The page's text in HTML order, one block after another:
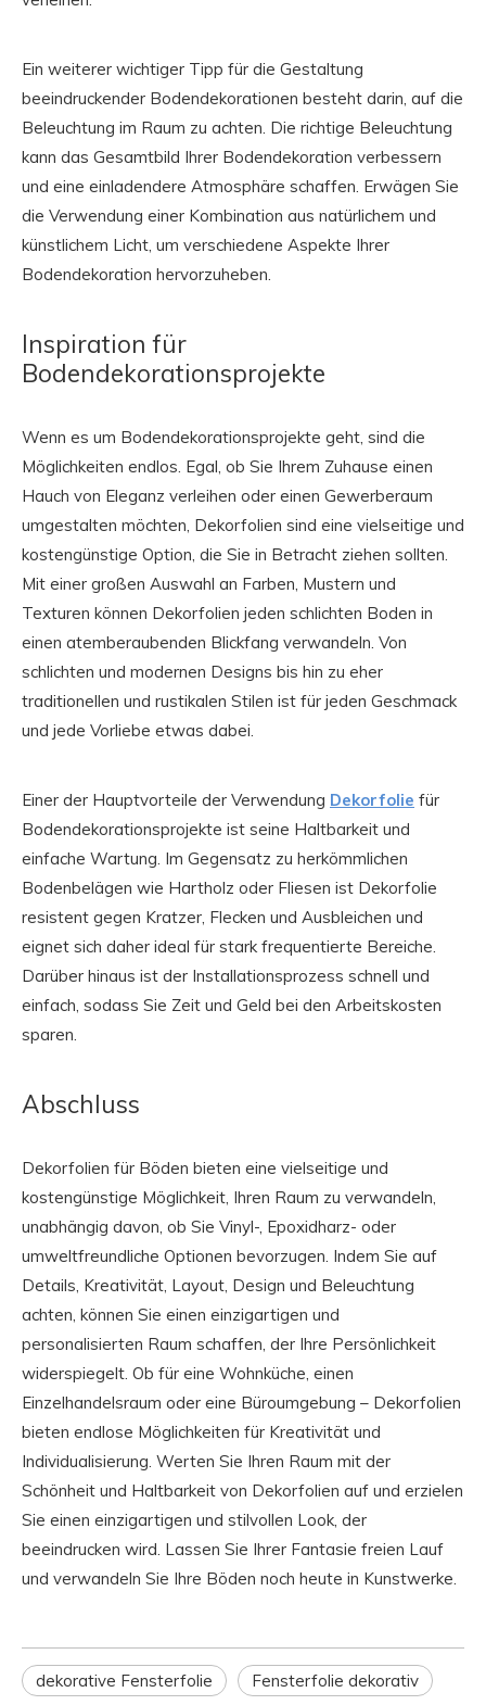
Ein weiterer wichtiger Tipp für die Gestaltung
beeindruckender Bodendekorationen besteht darin, auf die
Beleuchtung im Raum zu achten. Die richtige Beleuchtung
kann das Gesamtbild Ihrer Bodendekoration verbessern
und eine einladendere Atmosphäre schaffen. Erwägen Sie
die Verwendung einer Kombination aus natürlichem und
künstlichem Licht, um verschiedene Aspekte Ihrer
Bodendekoration hervorzuheben.
Inspiration für
Bodendekorationsprojekte
Wenn es um Bodendekorationsprojekte geht, sind die
Möglichkeiten endlos. Egal, ob Sie Ihrem Zuhause einen
Hauch von Eleganz verleihen oder einen Gewerberaum
umgestalten möchten, Dekorfolien sind eine vielseitige und
kostengünstige Option, die Sie in Betracht ziehen sollten.
Mit einer großen Auswahl an Farben, Mustern und
Texturen können Dekorfolien jeden schlichten Boden in
einen atemberaubenden Blickfang verwandeln. Von
schlichten und modernen Designs bis hin zu eher
traditionellen und rustikalen Stilen ist für jeden Geschmack
und jede Vorliebe etwas dabei.
Einer der Hauptvorteile der Verwendung Dekorfolie für
Bodendekorationsprojekte ist seine Haltbarkeit und
einfache Wartung. Im Gegensatz zu herkömmlichen
Bodenbelägen wie Hartholz oder Fliesen ist Dekorfolie
resistent gegen Kratzer, Flecken und Ausbleichen und
eignet sich daher ideal für stark frequentierte Bereiche.
Darüber hinaus ist der Installationsprozess schnell und
einfach, sodass Sie Zeit und Geld bei den Arbeitskosten
sparen.
Abschluss
Dekorfolien für Böden bieten eine vielseitige und
kostengünstige Möglichkeit, Ihren Raum zu verwandeln,
unabhängig davon, ob Sie Vinyl-, Epoxidharz- oder
umweltfreundliche Optionen bevorzugen. Indem Sie auf
Details, Kreativität, Layout, Design und Beleuchtung
achten, können Sie einen einzigartigen und
personalisierten Raum schaffen, der Ihre Persönlichkeit
widerspiegelt. Ob für eine Wohnküche, einen
Einzelhandelsraum oder eine Büroumgebung – Dekorfolien
bieten endlose Möglichkeiten für Kreativität und
Individualisierung. Werten Sie Ihren Raum mit der
Schönheit und Haltbarkeit von Dekorfolien auf und erzielen
Sie einen einzigartigen und stilvollen Look, der
beeindrucken wird. Lassen Sie Ihrer Fantasie freien Lauf
und verwandeln Sie Ihre Böden noch heute in Kunstwerke.
dekorative Fensterfolie Fensterfolie dekorativ